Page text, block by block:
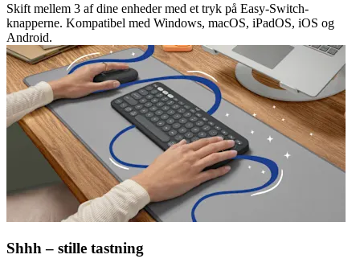
Skift mellem 3 af dine enheder med et tryk på Easy-Switch-
knapperne. Kompatibel med Windows, macOS, iPadOS, iOS og
Android.
Shhh – stille tastning